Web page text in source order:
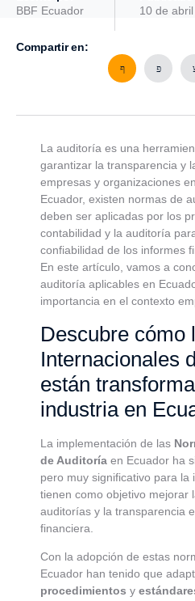
BBF Ecuador
10 de
Compartir en:
La auditoría es una
garantizar la transparencia y
empresas y organizaciones en
Ecuador, existen normas de
deben ser aplicadas por los
contabilidad y la auditoría
confiabilidad de los informes
En este artículo, vamos a
auditoría aplicables en
importancia en el contexto
Descubre cómo
Internacionales
están
industria en
La implementación de las
de Auditoría en Ecuador ha
pero muy significativo para la
tienen como objetivo mejorar
auditorías y la transparencia
financiera.
Con la adopción de estas
Ecuador han tenido que
procedimientos y